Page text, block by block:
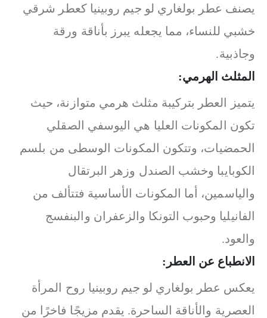
يصنف عطر بولغاري لو جيم روبينيا كعطر شرقي
خشبي للنساء، مما يجعله يبرز بأناقة ورقة
وجاذبية.
المثلث الهرمي:
يتميز العطر بتركيبة مثلث هرمي متوازنة، حيث
تكون المكونات العليا هي اليوسفي الصقلي
الحمضيات، وتتكون المكونات الوسطى من بلسم
الكوبايبا وخشب الصندل وزهر البرتقال
والياسمين، أما المكونات الأساسية فتتألف من
الفانيليا وحبوب التونكا والزعفران والبنفسج
والعود.
الانطباع عن العطر:
يعكس عطر بولغاري لو جيم روبينيا روح المرأة
العصرية والأناقة الساحرة. يقدم مزيجًا فاخرًا من